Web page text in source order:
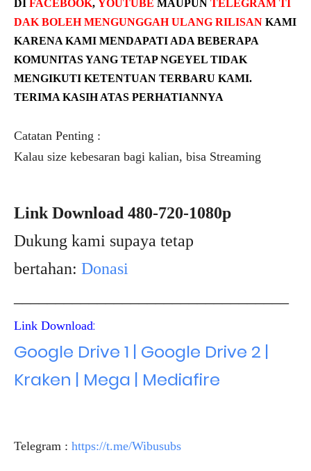
DI FACEBOOK, YOUTUBE MAUPUN TELEGRAM TI
DAK BOLEH MENGUNGGAH ULANG RILISAN KAMI
KARENA KAMI MENDAPATI ADA BEBERAPA
KOMUNITAS YANG TETAP NGEYEL TIDAK
MENGIKUTI KETENTUAN TERBARU KAMI.
TERIMA KASIH ATAS PERHATIANNYA
Catatan Penting :
Kalau size kebesaran bagi kalian, bisa Streaming
Link Download 480-720-1080p
Dukung kami supaya tetap
bertahan: Donasi
Link Download:
Google Drive 1 | Google Drive 2 |
Kraken | Mega | Mediafire
Telegram : https://t.me/Wibusubs